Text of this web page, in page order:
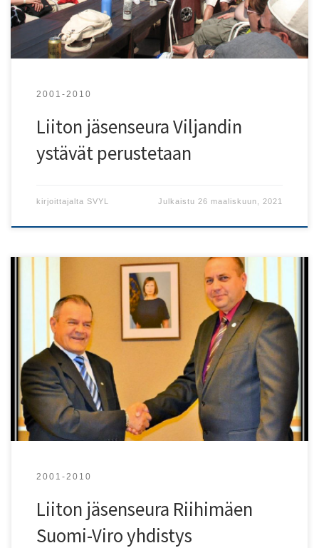
perustajajäsenet ovat Santtu Polso, Merle Randoja, Henri
Ranki, Jana Steinberga-Ranki, Pekka Malvela sekä Pirjo
Ranki. Yhteystiedot: Facebookissa ryhmä: Viljandin ystävät,
Sähköpostios: viljandinystavat@gmail.com […]
2001-2010
Liiton jäsenseura Viljandin
ystävät perustetaan
kirjoittajalta SVYL Julkaistu 26 maaliskuun, 2021
Riihimäen Suomi-Viro yhdistys ry perustetaan 7.4.2003.
Yhdistyksen tarkoituksena on edistää kulttuurin
tuntemusta, ja harrastusta viron kieltä ja kulttuuria
kohtaan, sekä kaikenlaista kanssakäymistä Suomen ja
Viron välillä. 25.9.2018 yhdistys allekirjoittaa ystävyys- ja
yhteistyösopimuksen Lüganusen kunnan kanssa. Kuvassa
yhdistyksen puheenjohtaja Raimo Häkkinen sekä
valtuuston puheenjohtaja Risto Lindeberg.
2001-2010
Liiton jäsenseura Riihimäen
Suomi-Viro yhdistys